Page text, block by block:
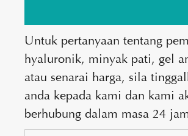
Untuk pertanyaan tentang
hyaluronik, minyak pati, gel
atau senarai harga, sila
anda kepada kami dan kami
berhubung dalam masa 24